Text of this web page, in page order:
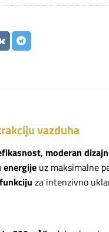
vazduha
, moderan dizajn
uz maksimalne
za intenzivno